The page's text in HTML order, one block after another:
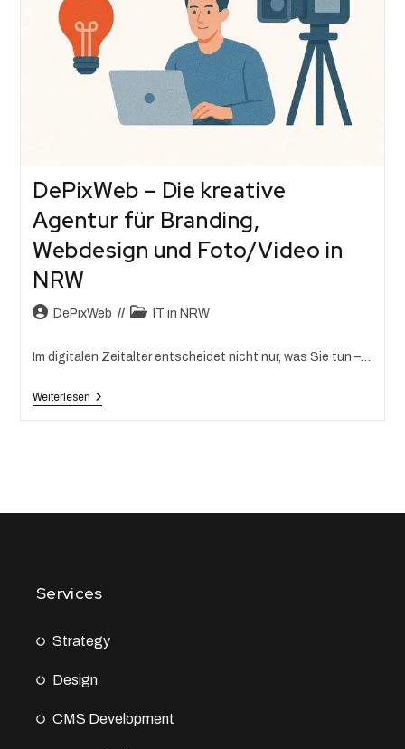
DePixWeb – Die kreative
Agentur für Branding,
Webdesign und Foto/Video in
NRW
DePixWeb IT in NRW
Im digitalen Zeitalter entscheidet nicht nur, was Sie tun –…
Weiterlesen
Services
Strategy
Design
CMS Development